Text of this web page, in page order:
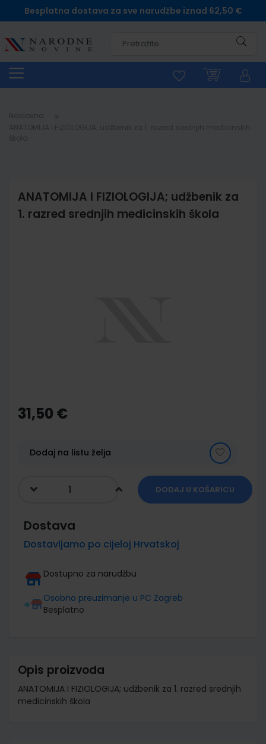
Besplatna dostava za sve narudžbe iznad 62,50 €
Naslovna
ANATOMIJA I FIZIOLOGIJA; udžbenik za
1. razred srednjih medicinskih škola
the
beginning
gallery
31,50 €
Dodaj na listu želja
DODAJ U KOŠARICU
Dostava
Dostavljamo po cijeloj Hrvatskoj
Dostupno za narudžbu
Osobno preuzimanje u PC Zagreb
Besplatno
Opis proizvoda
ANATOMIJA I FIZIOLOGIJA; udžbenik za 1. razred srednjih
medicinskih škola